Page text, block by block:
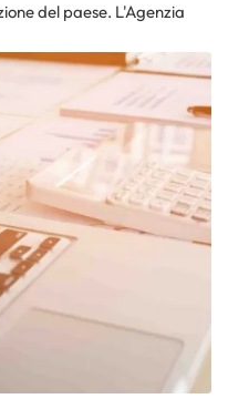
del paese. L'Agenzia